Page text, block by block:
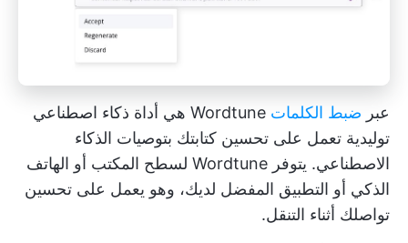
عبر ضبط الكلمات
Wordtune هي أداة ذكاء اصطناعي
توليدية تعمل على تحسين كتابتك بتوصيات الذكاء
الاصطناعي. يتوفر Wordtune لسطح المكتب أو الهاتف
الذكي أو التطبيق المفضل لديك، وهو يعمل على تحسين
تواصلك أثناء التنقل.